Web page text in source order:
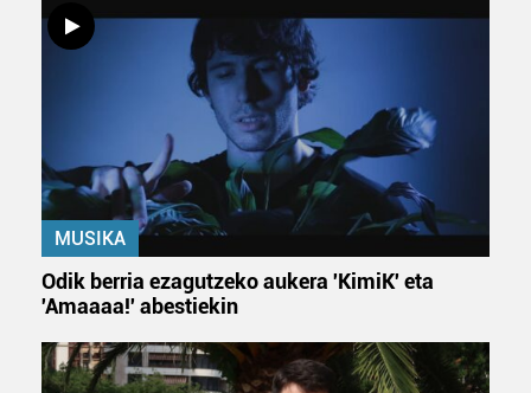
MUSIKA
Odik berria ezagutzeko aukera 'KimiK' eta
'Amaaaa!' abestiekin